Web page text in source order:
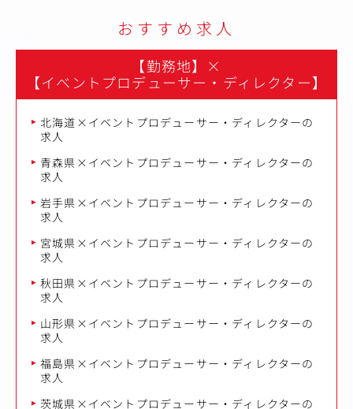
おすすめ求人
【勤務地】
×
【イベントプロデューサー・ディレクター】
北海道×イベントプロデューサー・ディレクターの
求人
青森県×イベントプロデューサー・ディレクターの
求人
岩手県×イベントプロデューサー・ディレクターの
求人
宮城県×イベントプロデューサー・ディレクターの
求人
秋田県×イベントプロデューサー・ディレクターの
求人
山形県×イベントプロデューサー・ディレクターの
求人
福島県×イベントプロデューサー・ディレクターの
求人
茨城県×イベントプロデューサー・ディレクターの